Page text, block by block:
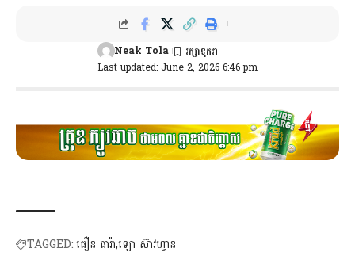
Last updated: June 2, 2026 6:46 pm
Neak Tola
TAGGED:ធឿន ធារ៉ាឡោ ស៊ាវហ្វាន